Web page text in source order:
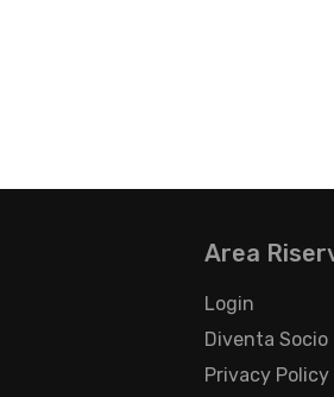
Area
Login
Diventa Socio
Privacy Policy